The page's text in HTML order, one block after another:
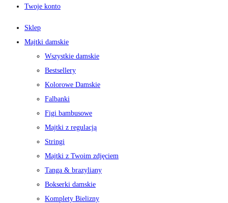
Twoje konto
Sklep
Majtki damskie
Wszystkie damskie
Bestsellery
Kolorowe Damskie
Falbanki
Figi bambusowe
Majtki z regulacją
Stringi
Majtki z Twoim zdjęciem
Tanga & brazyliany
Bokserki damskie
Komplety Bielizny